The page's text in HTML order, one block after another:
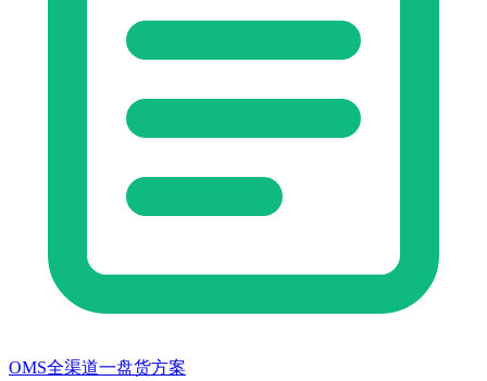
OMS全渠道一盘货方案